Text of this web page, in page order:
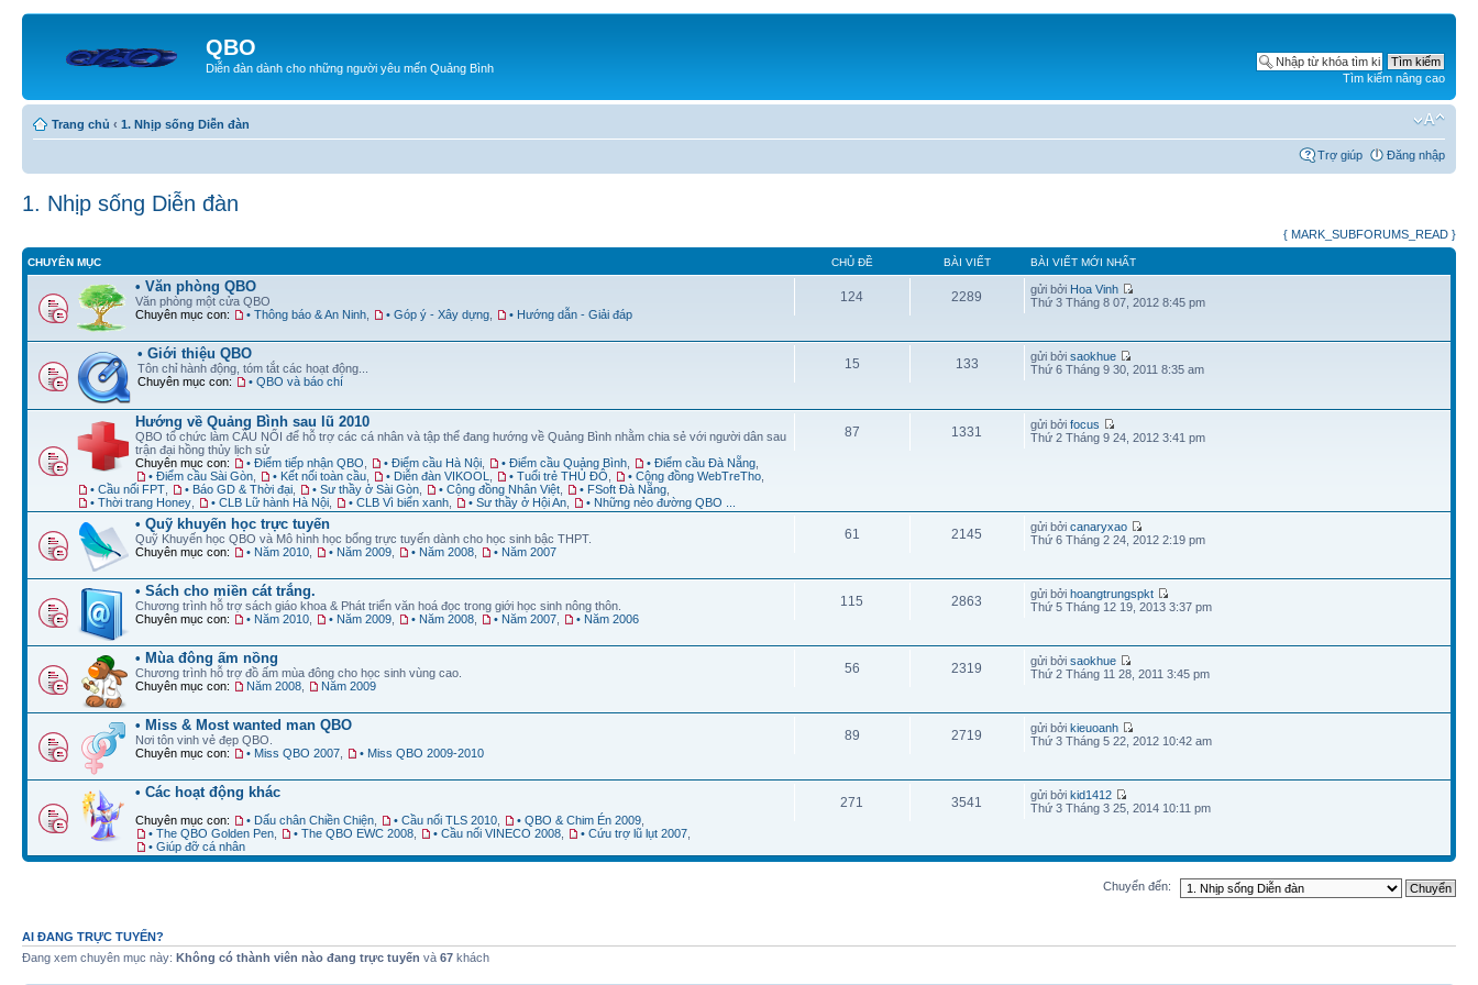
QBO
Diễn đàn dành cho những người yêu mến Quảng Bình
Tìm kiếm nâng cao
Trang chủ ‹ 1. Nhịp sống Diễn đàn
Trợ giúp Đăng nhập
1. Nhịp sống Diễn đàn
{ MARK_SUBFORUMS_READ }
CHUYÊN MỤC CHỦ ĐỀ BÀI VIẾT BÀI VIẾT MỚI NHẤT
• Văn phòng QBO
Văn phòng một cửa QBO
Chuyên mục con:
• Thông báo & An Ninh • Góp ý - Xây dựng • Hướng dẫn - Giải đáp
124 2289 gửi bởi Hoa Vinh
Thứ 3 Tháng 8 07, 2012 8:45 pm
• Giới thiệu QBO
Tôn chỉ hành động, tóm tắt các hoạt động...
Chuyên mục con:
• QBO và báo chí
15 133 gửi bởisaokhue
Thứ 6 Tháng 9 30, 2011 8:35 am
Hướng về Quảng Bình sau lũ 2010
QBO tổ chức làm CẦU NỐI để hỗ trợ các cá nhân và tập thể đang hướng về Quảng Bình nhằm chia sẻ với người dân sau
trận đại hồng thủy lịch sử
Chuyên mục con:
• Điểm tiếp nhận QBO • Điểm cầu Hà Nội • Điểm cầu Quảng Bình • Điểm cầu Đà Nẵng
• Điểm cầu Sài Gòn
• Kết nối toàn cầu • Diễn đàn VIKOOL • Tuổi trẻ THỦ ĐÔ • Cộng đồng WebTreTho
• Cầu nối FPT
• Báo GD & Thời đại • Sư thầy ở Sài Gòn • Cộng đồng Nhân Việt • FSoft Đà Nẵng
• Thời trang Honey
• CLB Lữ hành Hà Nội • CLB Vì biển xanh • Sư thầy ở Hội An • Những nẻo đường QBO ...
87 1331 gửi bởifocus
Thứ 2 Tháng 9 24, 2012 3:41 pm
• Quỹ khuyến học trực tuyến
Quỹ Khuyến học QBO và Mô hình học bổng trực tuyến dành cho học sinh bậc THPT.
Chuyên mục con:
• Năm 2010 • Năm 2009 • Năm 2008 • Năm 2007
61 2145 gửi bởicanaryxao
Thứ 6 Tháng 2 24, 2012 2:19 pm
• Sách cho miền cát trắng.
Chương trình hỗ trợ sách giáo khoa & Phát triển văn hoá đọc trong giới học sinh nông thôn.
Chuyên mục con:
• Năm 2010 • Năm 2009 • Năm 2008 • Năm 2007 • Năm 2006
115 2863 gửi bởihoangtrungspkt
Thứ 5 Tháng 12 19, 2013 3:37 pm
• Mùa đông ấm nồng
Chương trình hỗ trợ đồ ấm mùa đông cho học sinh vùng cao.
Chuyên mục con:
Năm 2008 Năm 2009
56 2319 gửi bởisaokhue
Thứ 2 Tháng 11 28, 2011 3:45 pm
• Miss & Most wanted man QBO
Nơi tôn vinh vẻ đẹp QBO.
Chuyên mục con:
• Miss QBO 2007 • Miss QBO 2009-2010
89 2719 gửi bởikieuoanh
Thứ 3 Tháng 5 22, 2012 10:42 am
• Các hoạt động khác
Chuyên mục con: • Dấu chân Chiền Chiện • Cầu nối TLS 2010 • QBO & Chim Én 2009
• The QBO Golden Pen
• The QBO EWC 2008 • Cầu nối VINECO 2008 • Cứu trợ lũ lụt 2007
• Giúp đỡ cá nhân
271 3541 gửi bởikid1412
Thứ 3 Tháng 3 25, 2014 10:11 pm
Chuyển đến:
AI ĐANG TRỰC TUYẾN?
Đang xem chuyên mục này: Không có thành viên nào đang trực tuyến và 67 khách